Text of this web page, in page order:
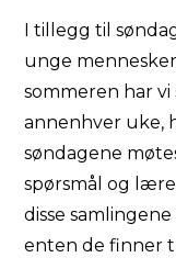
I tillegg til
unge
sommeren har
annenhver uke,
søndagene
spørsmål og
disse
enten de finner